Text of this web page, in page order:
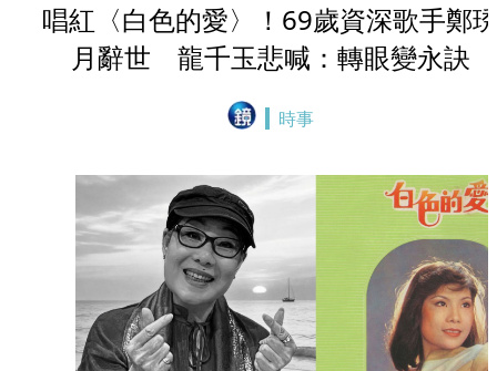
唱紅〈白色的愛〉！69歲資深歌手鄭
月辭世 龍千玉悲喊：轉眼變永訣
時事